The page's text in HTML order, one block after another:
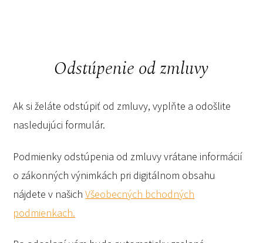
Odstúpenie od zmluvy
Ak si želáte odstúpiť od zmluvy, vyplňte a odošlite
nasledujúci formulár.
Podmienky odstúpenia od zmluvy vrátane informácií
o zákonných výnimkách pri digitálnom obsahu
nájdete v našichVšeobecných bchodných
podmienkach.